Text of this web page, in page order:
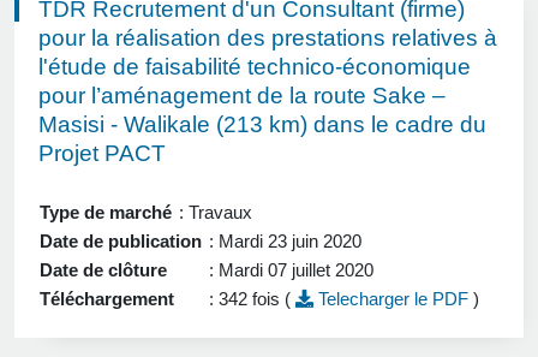
TDR Recrutement d'un Consultant (firme)
pour la réalisation des prestations relatives à
l'étude de faisabilité technico-économique
pour l’aménagement de la route Sake –
Masisi - Walikale (213 km) dans le cadre du
Projet PACT
Type de marché : Travaux
Date de publication : Mardi 23 juin 2020
Date de clôture
: Mardi 07 juillet 2020
Téléchargement
: 342 fois ( Telecharger le PDF )